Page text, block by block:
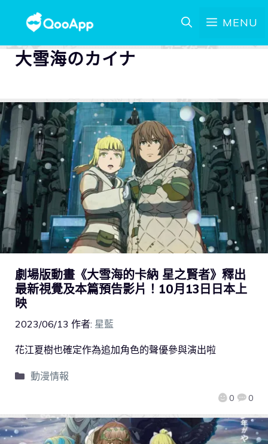
MENU
大雪海のカイナ
劇場版動畫《大雪海的卡納 星之賢者》釋出
最新視覺及本篇預告影片！10月13日日本上
映
2023/06/13 作者: 星藍
0 0
花江夏樹也確定作為追加角色的聲優參與演出啦
動漫情報